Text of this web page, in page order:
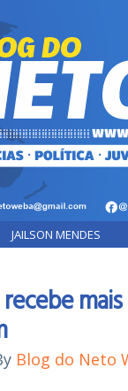
JAILSON MENDES
Blog do Neto